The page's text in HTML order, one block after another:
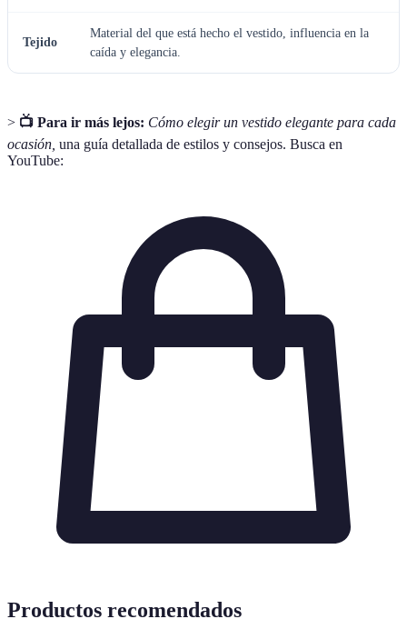
Tejido
Material del que está hecho el vestido, influencia en la
caída y elegancia.
> 📺 Para ir más lejos: Cómo elegir un vestido elegante para cada
ocasión, una guía detallada de estilos y consejos. Busca en
YouTube:
Productos recomendados